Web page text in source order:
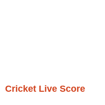
Cricket Live Score